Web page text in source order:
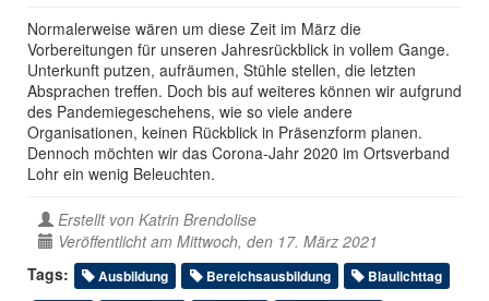
Normalerweise wären um diese Zeit im März die
Vorbereitungen für unseren Jahresrückblick in vollem Gange.
Unterkunft putzen, aufräumen, Stühle stellen, die letzten
Absprachen treffen. Doch bis auf weiteres können wir aufgrund
des Pandemiegeschehens, wie so viele andere
Organisationen, keinen Rückblick in Präsenzform planen.
Dennoch möchten wir das Corona-Jahr 2020 im Ortsverband
Lohr ein wenig Beleuchten.
Erstellt von Katrin Brendolise
Veröffentlicht am Mittwoch, den 17. März 2021
Tags:
Ausbildung Bereichsausbildung
Blaulichttag